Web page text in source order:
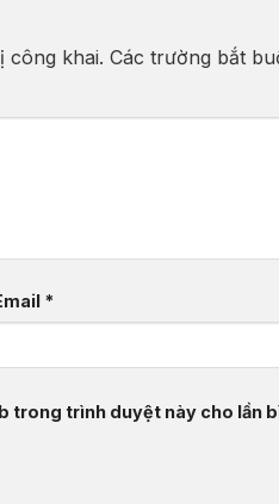
công khai. Các trường bắt
*
trong trình duyệt này cho lần